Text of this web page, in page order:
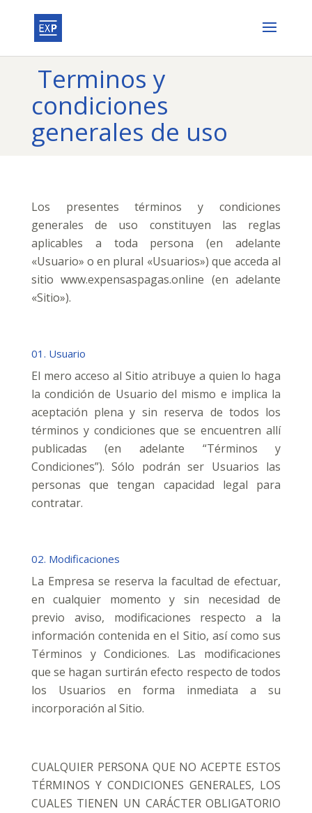
Terminos y
condiciones
generales de uso
Los presentes términos y condiciones
generales de uso constituyen las reglas
aplicables a toda persona (en adelante
«Usuario» o en plural «Usuarios») que acceda al
sitio www.expensaspagas.online (en adelante
«Sitio»).
01. Usuario
El mero acceso al Sitio atribuye a quien lo haga
la condición de Usuario del mismo e implica la
aceptación plena y sin reserva de todos los
términos y condiciones que se encuentren allí
publicadas (en adelante “Términos y
Condiciones”). Sólo podrán ser Usuarios las
personas que tengan capacidad legal para
contratar.
02. Modificaciones
La Empresa se reserva la facultad de efectuar,
en cualquier momento y sin necesidad de
previo aviso, modificaciones respecto a la
información contenida en el Sitio, así como sus
Términos y Condiciones. Las modificaciones
que se hagan surtirán efecto respecto de todos
los Usuarios en forma inmediata a su
incorporación al Sitio.
CUALQUIER PERSONA QUE NO ACEPTE ESTOS
TÉRMINOS Y CONDICIONES GENERALES, LOS
CUALES TIENEN UN CARÁCTER OBLIGATORIO